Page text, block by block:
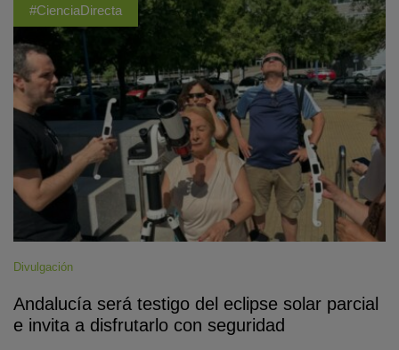
#CienciaDirecta
Divulgación
Andalucía será testigo del eclipse solar parcial
e invita a disfrutarlo con seguridad